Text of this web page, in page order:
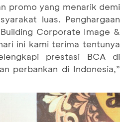
promo yang menarik demi
luas. Penghargaan
Corporate Image &
ini kami terima tentunya
prestasi BCA di
perbankan di Indonesia,”